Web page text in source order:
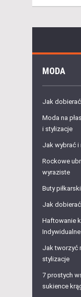
MODA
Jak
Moda na
i stylizacje
Jak wybrać
Rockowe
wyraziste
Buty
Jak
Haftowanie
Jak tworzyć
stylizacje
7 prostych
sukience